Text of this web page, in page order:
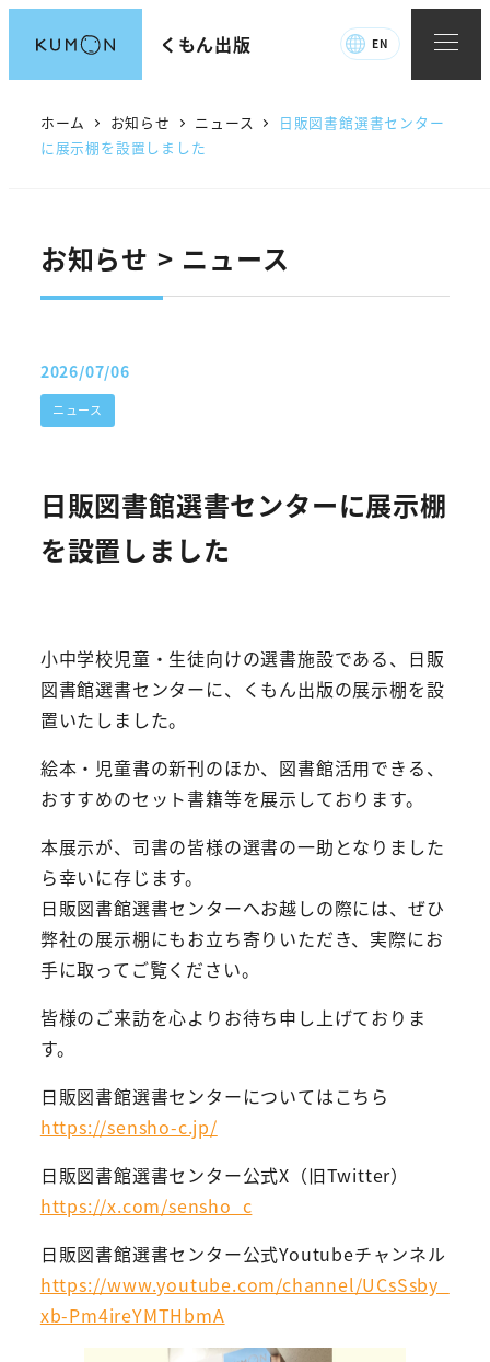
ン
くもん出版 EN
ホーム お知らせ ニュース
日販図書館選書センター
に展示棚を設置しました
お知らせ > ニュース
日販図書館選書センターに展示棚
を設置しました
投稿日
2026/07/06
カテゴリー
ニュース
小中学校児童・生徒向けの選書施設である、日販
図書館選書センターに、くもん出版の展示棚を設
置いたしました。
絵本・児童書の新刊のほか、図書館活用できる、
おすすめのセット書籍等を展示しております。
本展示が、司書の皆様の選書の一助となりました
ら幸いに存じます。
日販図書館選書センターへお越しの際には、ぜひ
弊社の展示棚にもお立ち寄りいただき、実際にお
手に取ってご覧ください。
皆様のご来訪を心よりお待ち申し上げておりま
す。
日販図書館選書センターについてはこちら
https://sensho-c.jp/
日販図書館選書センター公式X（旧Twitter）
https://x.com/sensho_c
日販図書館選書センター公式Youtubeチャンネル
https://www.youtube.com/channel/UCsSsby_
xb-Pm4ireYMTHbmA